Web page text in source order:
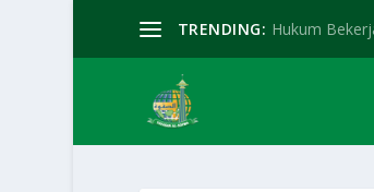
TRENDING: Hukum